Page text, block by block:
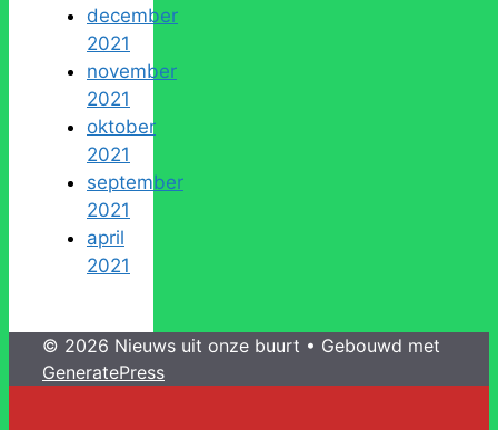
december
2021
november
2021
oktober
2021
september
2021
april
2021
© 2026 Nieuws uit onze buurt • Gebouwd met
GeneratePress